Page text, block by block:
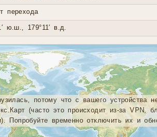
перехода
ю.ш., 179°11′ в.д.
потому что с вашего устройства
(часто это происходит из-за VPN,
Попробуйте временно отключить их и